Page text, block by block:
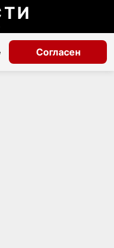
Согласен